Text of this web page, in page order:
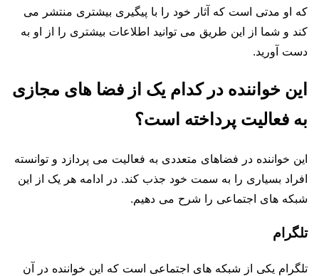
که او مدتی است که آثار خود را با پیگیری بیشتری منتشر می
کند و شما از این طریق می توانید اطلاعات بیشتری را از او به
دست آورید.
این خواننده در کدام یک از فضا های مجازی
به فعالیت پرداخته است؟
این خواننده در فضاهای متعددی به فعالیت می پردازد و توانسته
افراد بسیاری را به سمت خود جذب کند. در ادامه هر یک از این
شبکه های اجتماعی را شرح می دهیم.
تلگرام
تلگرام یکی از شبکه های اجتماعی است که این خواننده در آن